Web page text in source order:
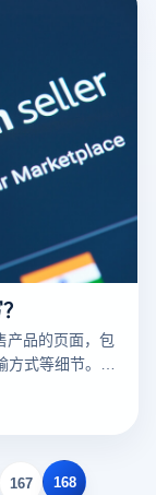
产品的页面，包
方式等细节。一
增加销量。以
？如何撰写？
167 168